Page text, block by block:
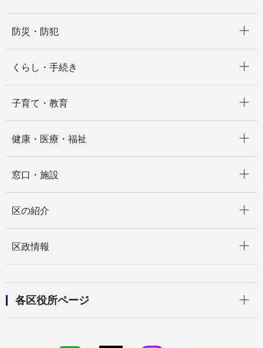
防災・防犯
くらし・手続き
子育て・教育
健康・医療・福祉
窓口・施設
区の紹介
区政情報
各区役所ページ